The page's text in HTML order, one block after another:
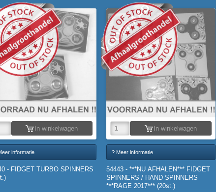
In winkelwagen
informatie
- FIDGET TURBO SPINNERS
VOORRAAD
In winkelwagen
? Meer informatie
54443 - ***NU AFHALEN*** FIDGET
SPINNERS / HAND SPINNERS
***RAGE 2017*** (20st.)